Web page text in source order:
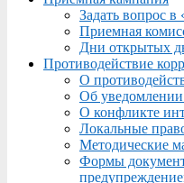
Задать вопрос
Приемная
Дни открытых
Противодействие
О
Об уведомлении
О конфликте
Локальные
Методические
Формы